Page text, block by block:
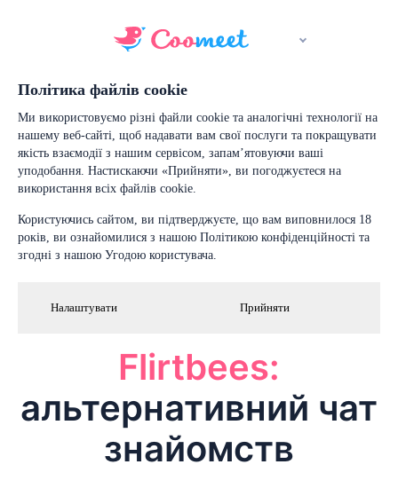
Політика файлів cookie
Ми використовуємо різні файли cookie та аналогічні технології на
нашему веб-сайті, щоб надавати вам свої послуги та покращувати
якість взаємодії з нашим сервісом, запам’ятовуючи ваші
уподобання. Настискаючи «Прийняти», ви погоджуєтеся на
використання всіх файлів cookie.
Користуючись сайтом, ви підтверджуєте, що вам виповнилося 18
років, ви ознайомилися з нашою Політикою конфіденційності та
згодні з нашою Угодою користувача.
Налаштувати Прийняти
Flirtbees:
альтернативний чат
знайомств